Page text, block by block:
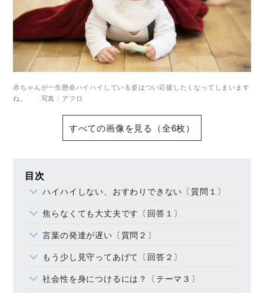
赤ちゃんが一生懸命ハイハイしている姿はつい応援したくなってしまいます
ね。 写真：アフロ
すべての画像を見る（全6枚）
目次
ハイハイしない、おすわりできない〔質問１〕
焦らなくても大丈夫です〔回答１〕
言葉の発達が遅い〔質問２〕
もう少し見守ってあげて〔回答２〕
社会性を身につけるには？〔テーマ３〕